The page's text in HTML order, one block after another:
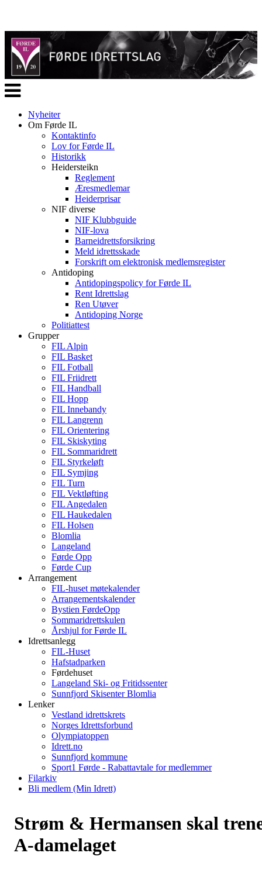
Veksle
navigasjon
Nyheiter
Om Førde IL
Kontaktinfo
Lov for Førde IL
Historikk
Heidersteikn
Reglement
Æresmedlemar
Heiderprisar
NIF diverse
NIF Klubbguide
NIF-lova
Barneidrettsforsikring
Meld idrettsskade
Forskrift om elektronisk medlemsregister
Antidoping
Antidopingspolicy for Førde IL
Rent Idrettslag
Ren Utøver
Antidoping Norge
Politiattest
Grupper
FIL Alpin
FIL Basket
FIL Fotball
FIL Friidrett
FIL Handball
FIL Hopp
FIL Innebandy
FIL Langrenn
FIL Orientering
FIL Skiskyting
FIL Sommaridrett
FIL Styrkeløft
FIL Symjing
FIL Turn
FIL Vektløfting
FIL Angedalen
FIL Haukedalen
FIL Holsen
Blomlia
Langeland
Førde Opp
Førde Cup
Arrangement
FIL-huset møtekalender
Arrangementskalender
Bystien FørdeOpp
Sommaridrettskulen
Årshjul for Førde IL
Idrettsanlegg
FIL-Huset
Hafstadparken
Førdehuset
Langeland Ski- og Fritidssenter
Sunnfjord Skisenter Blomlia
Lenker
Vestland idrettskrets
Norges Idrettsforbund
Olympiatoppen
Idrett.no
Sunnfjord kommune
Sport1 Førde - Rabattavtale for medlemmer
Filarkiv
Bli medlem (Min Idrett)
Strøm & Hermansen skal
A-damelaget